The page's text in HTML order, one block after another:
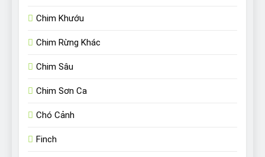
Chim Khướu
Chim Rừng Khác
Chim Sâu
Chim Sơn Ca
Chó Cảnh
Finch